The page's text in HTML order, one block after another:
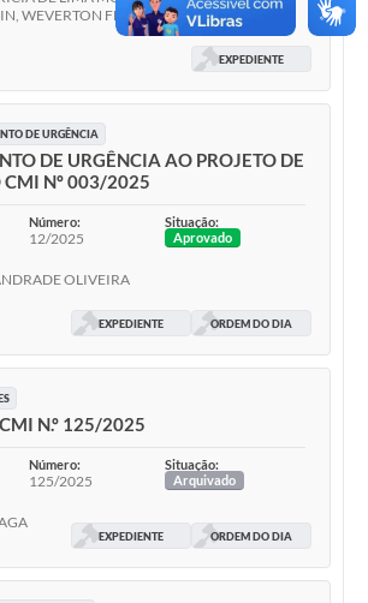
WEVERTON FERREIRA TONON
EXPEDIENTE
DE URGÊNCIA
DE URGÊNCIA AO PROJETO DE
CMI Nº 003/2025
Número:
12/2025
Situação:
Aprovado
OLIVEIRA
ORDEM DO DIA
EXPEDIENTE
N.º 125/2025
Número:
125/2025
Situação:
Arquivado
ORDEM DO DIA
EXPEDIENTE